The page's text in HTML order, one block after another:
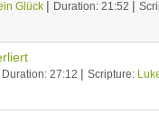
Glück Duration: 21:52
Duration: 27:12 Scripture: